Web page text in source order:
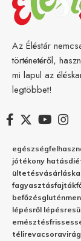
Az Éléstár
történetéről,
mi lapul az
legtöbbet!
egészség
jótékony hatás
ültetésvásárlás
fagyasztásfajták
befőzés
lépésről lépésre
emésztés
télirevacsora